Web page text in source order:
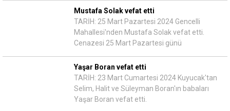
Mustafa Solak vefat etti
TARİH: 25 Mart Pazartesi 2024 Gencelli
Mahallesi'nden Mustafa Solak vefat etti.
Cenazesi 25 Mart Pazartesi günü
Yaşar Boran vefat etti
TARİH: 23 Mart Cumartesi 2024 Kuyucak'tan
Selim, Halit ve Süleyman Boran'ın babaları
Yaşar Boran vefat etti.